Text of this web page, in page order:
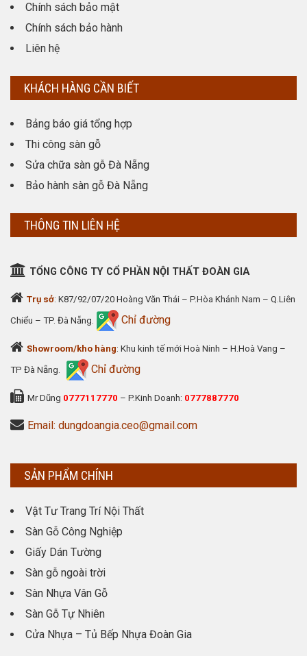
Chính sách bảo mật
Chính sách bảo hành
Liên hệ
KHÁCH HÀNG CẦN BIẾT
Bảng báo giá tổng hợp
Thi công sàn gỗ
Sửa chữa sàn gỗ Đà Nẵng
Bảo hành sàn gỗ Đà Nẵng
THÔNG TIN LIÊN HỆ
TỔNG CÔNG TY CỔ PHẦN NỘI THẤT ĐOÀN GIA
Trụ sở: K87/92/07/20 Hoàng Văn Thái – P.Hòa Khánh Nam – Q.Liên
Chiểu – TP. Đà Nẵng. Chỉ đường
Showroom/kho hàng: Khu kinh tế mới Hoà Ninh – H.Hoà Vang –
TP Đà Nẵng. Chỉ đường
Mr Dũng 0777117770 – P.Kinh Doanh: 0777887770
Email: dungdoangia.ceo@gmail.com
SẢN PHẨM CHÍNH
Vật Tư Trang Trí Nội Thất
Sàn Gỗ Công Nghiệp
Giấy Dán Tường
Sàn gỗ ngoài trời
Sàn Nhựa Vân Gỗ
Sàn Gỗ Tự Nhiên
Cửa Nhựa – Tủ Bếp Nhựa Đoàn Gia